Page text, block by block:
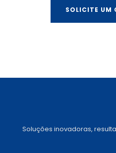
SOLICITE UM
Soluções inovadoras,